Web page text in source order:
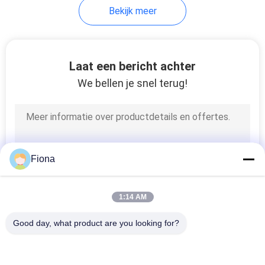
Bekijk meer
Laat een bericht achter
We bellen je snel terug!
Fiona
1:14 AM
Good day, what product are you looking for?